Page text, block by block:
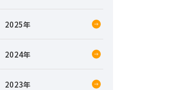
2025
2024
2023